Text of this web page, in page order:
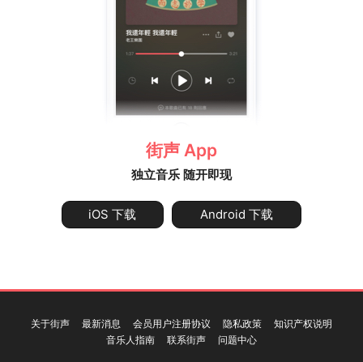
街声 App
独立音乐 随开即现
iOS 下载 Android 下载
关于街声 最新消息 会员用户注册协议 隐私政策
知识产权说明
音乐人指南
联系街声 问题中心